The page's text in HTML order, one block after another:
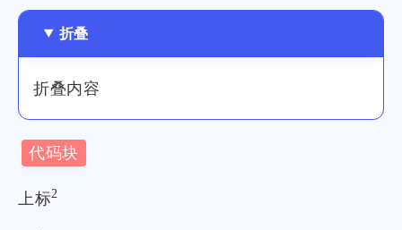
折叠
折叠内容
代码块
上标2